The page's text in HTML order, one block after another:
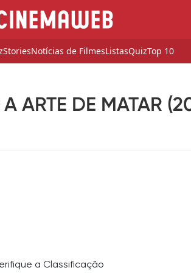
StoriesNotícias de FilmesListasQuizTop 10
ARTE DE MATAR
a Classificação